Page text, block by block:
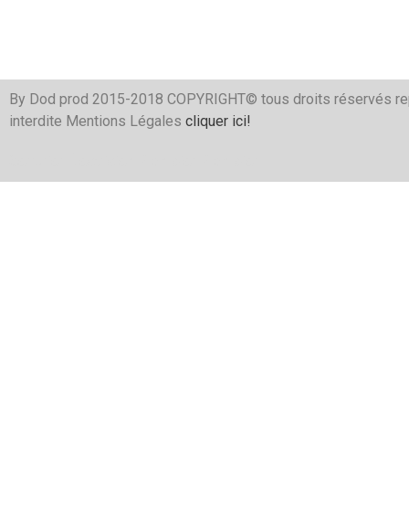
By Dod prod 2015-2018 COPYRIGHT© tous droits réservés
interdite Mentions Légales cliquer ici!